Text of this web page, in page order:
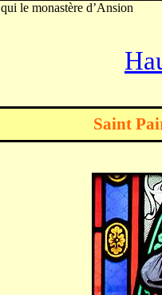
qui le monastère d’Ansion
Saint